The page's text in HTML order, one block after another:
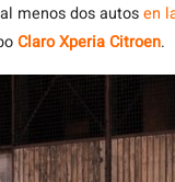
menos dos autosen
Claro Xperia Citroen.